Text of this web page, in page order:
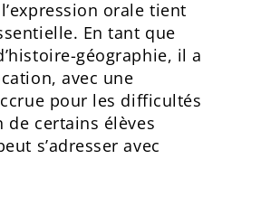
orale tient
En tant que
géographie, il a
avec une
pour les difficultés
de certains élèves
s’adresser avec